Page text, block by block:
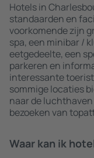
Hotels in
standaarden en
voorkomende zijn
spa, een minibar /
eetgedeelte, een
parkeren en
interessante
sommige locaties
naar de
bezoeken van
Waar kan ik